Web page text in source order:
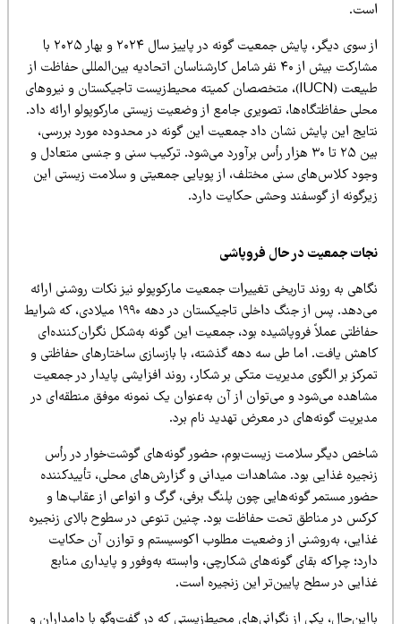
از سوی دیگر، پایش جمعیت گونه‌ در پاییز سال ۲۰۲۴ و بهار ۲۰۲۵ با
مشارکت بیش از ۴۰ نفر شامل کارشناسان اتحادیه بین‌المللی حفاظت از
طبیعت (IUCN)، متخصصان کمیته محیط‌زیست تاجیکستان و نیروهای
حفاظتگاه‌ها، تصویری جامع از وضعیت زیستی مارکوپولو ارائه داد.
این پایش نشان داد جمعیت این گونه در محدوده مورد بررسی،
بین ۲۵ تا ۳۰ هزار رأس برآورد می‌شود. ترکیب سنی و جنسی متعادل و
کلاس‌های سنی مختلف، از پویایی جمعیتی و سلامت زیستی این
از گوسفند وحشی حکایت دارد.
جمعیت در حال فروپاشی
به روند تاریخی تغییرات جمعیت مارکوپولو نیز نکات روشنی ارائه
می‌دهد. پس از جنگ داخلی تاجیکستان در دهه ۱۹۹۰ میلادی، که شرایط
عملاً فروپاشیده بود، جمعیت این گونه به‌شکل نگران‌کننده‌ای
یافت. اما طی سه دهه گذشته، با بازسازی ساختارهای حفاظتی و
بر الگوی مدیریت متکی بر شکار، روند افزایشی پایدار در جمعیت
می‌شود و می‌توان از آن به‌عنوان یک نمونه موفق منطقه‌ای در
گونه‌های در معرض تهدید نام برد.
دیگر سلامت زیست‌بوم، حضور گونه‌های گوشت‌خوار در رأس
غذایی بود. مشاهدات میدانی و گزارش‌های محلی، تأییدکننده
مستمر گونه‌هایی چون پلنگ برفی، گرگ و انواعی از عقاب‌ها و
در مناطق تحت حفاظت بود. چنین تنوعی در سطوح بالای زنجیره
به‌روشنی از وضعیت مطلوب اکوسیستم و توازن آن حکایت
چراکه بقای گونه‌های شکارچی، وابسته به‌وفور و پایداری منابع
در سطح پایین‌تر این زنجیره است.
یکی از نگرانی‌های محیط‌زیستی که در گفت‌وگو با دامداران و